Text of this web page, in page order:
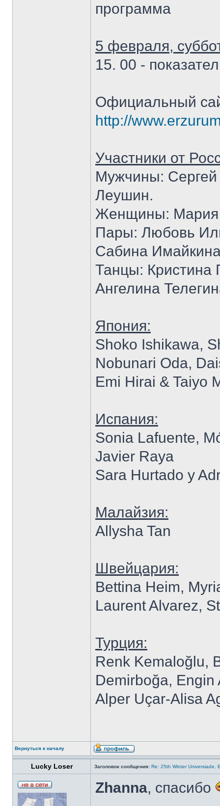
программа
5 февраля,
15. 00 -
Официальный
http://
Участники от
Мужчины:
Леушин.
Женщины: Мария
Пары: Любовь
Сабина
Танцы: Кристина
Ангелина
Япония:
Shoko Ishikawa,
Nobunari Oda,
Emi Hirai & Taiyo
Испания:
Sonia Lafuente,
Javier Raya
Sara Hurtado y
Малайзия:
Allysha Tan
Швейцария:
Bettina Heim,
Laurent Alvarez,
Турция:
Renk Kemaloğlu,
Demirboğa, Engin
Alper Uçar-Alisa
Вернуться к началу
Lucky Loser Заголовок сообщения: Re: 25th Winter Universiade,
Zhanna, спасибо